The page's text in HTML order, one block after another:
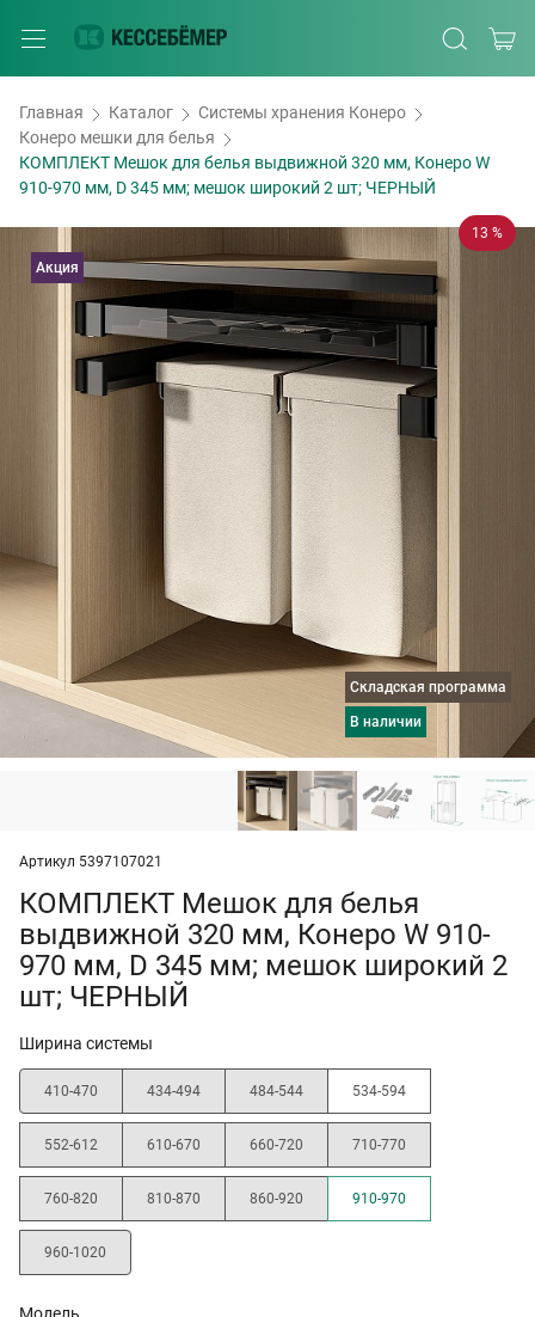
Главная Каталог
Системы хранения Конеро
Конеро мешки для белья
КОМПЛЕКТ Мешок для белья выдвижной 320 мм, Конеро W
910-970 мм, D 345 мм; мешок широкий 2 шт; ЧЕРНЫЙ
13 %
Складская программа
в наличии
Акция
Артикул 5397107021
КОМПЛЕКТ Мешок для белья
выдвижной 320 мм, Конеро W 910-
970 мм, D 345 мм; мешок широкий 2
шт; ЧЕРНЫЙ
Ширина системы
410-470 434-494 484-544 534-594
552-612 610-670 660-720 710-770
760-820 810-870 860-920 910-970
960-1020